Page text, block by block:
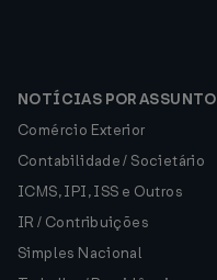
NOTÍCIAS POR ASSUNTO
Comércio Exterior
Contabilidade / Societário
ICMS, IPI, ISS e Outros
IR / Contribuições
Simples Nacional